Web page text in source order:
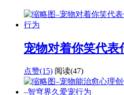
宠物对着你笑代表
点赞(15) 阅读(47)